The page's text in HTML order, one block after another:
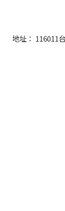
地址： 116011